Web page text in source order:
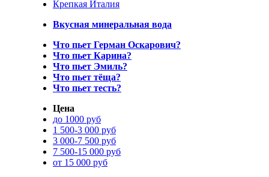
Крепкая Италия
Вкусная минеральная вода
Что пьет Герман Оскарович?
Что пьет Карина?
Что пьет Эмиль?
Что пьет тёща?
Что пьет тесть?
Цена
до 1000 руб
1 500-3 000 руб
3 000-7 500 руб
7 500-15 000 руб
от 15 000 руб